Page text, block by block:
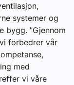
systemer og
bygg. ”Gjennom
forbedrer vår
med
vi våre